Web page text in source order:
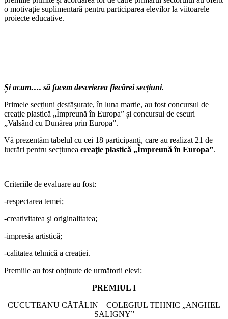
o motivație suplimentară pentru participarea elevilor la viitoarele
proiecte educative.
Și acum…. să facem descrierea fiecărei secțiuni.
Primele secțiuni desfășurate, în luna martie, au fost concursul de
creaţie plastică „Împreună în Europa” și concursul de eseuri
„Valsând cu Dunărea prin Europa”.
Vă prezentăm tabelul cu cei 18 participanți, care au realizat 21 de
lucrări pentru secțiunea creaţie plastică „Împreună în Europa”.
Criteriile de evaluare au fost:
-respectarea temei;
-creativitatea şi originalitatea;
-impresia artistică;
-calitatea tehnică a creaţiei.
Premiile au fost obținute de următorii elevi:
PREMIUL I
CUCUTEANU CĂTĂLIN – COLEGIUL TEHNIC „ANGHEL
SALIGNY”